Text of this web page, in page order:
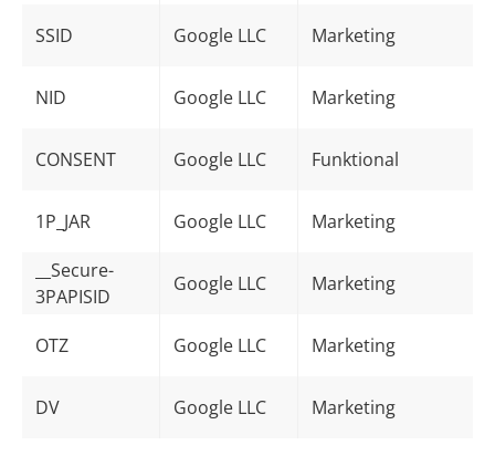
SSID Google LLC Marketing
NID Google LLC Marketing
CONSENT Google LLC Funktional
1P_JAR Google LLC
Marketing
__Secure-
3PAPISID
Google LLC Marketing
OTZ Google LLC Marketing
DV Google LLC Marketing